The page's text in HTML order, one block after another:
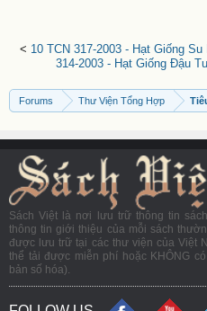
< 10 TCN 317-2003 - Hạt Giống
314-2003 - Hạt Giống Đậu
Forums Thư Viện Tổng Hợp
Sách Việt là nơi lưu trữ thông tin
thông tin giới thiệu của mỗi sách
được lưu trữ tại các thư viện của Việt
thể tải được miễn phí hoặc KHÔNG
bản số hóa).